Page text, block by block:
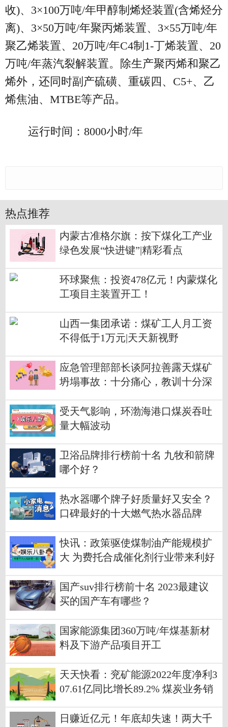
收)、3×100万吨/年甲醇制烯烃装置(含烯烃分
离)、3×50万吨/年聚丙烯装置、3×55万吨/年
聚乙烯装置、20万吨/年C4制1-丁烯装置、20
万吨/年蒸汽裂解装置。除生产聚丙烯和聚乙
烯外，还同时副产硫磺、重碳四、C5+、乙
烯焦油、MTBE等产品。
运行时间：8000小时/年
热点推荐
内蒙古准格尔旗：按下煤化工产业
绿色发展“快进键”|精彩看点
环球聚焦：投资478亿元！内蒙煤化
工项目主装置开工！
山西一集团承诺：煤矿工人月工资
不得低于1万元|天天新视野
应急管理部部长谈阿拉善露天煤矿
坍塌事故：十分痛心，教训十分深
受天气影响，环渤海港口煤炭吞吐
量大幅波动
卫浴品牌排行榜前十名 九牧和箭牌
哪个好？
热水器哪个牌子好质量好又安全？
口碑最好的十大燃气热水器品牌
快讯：政策驱使煤制油产能规模扩
大 为费托合成催化剂行业带来利好
国产suv排行榜前十名 2023最建议
买的国产车有哪些？
国家能源集团360万吨/年煤基新材
料及下游产品项目开工
天天快看：兖矿能源2022年度净利3
07.61亿同比增长89.2% 煤炭业务销
日赚近亿元！年底却失速！两大千